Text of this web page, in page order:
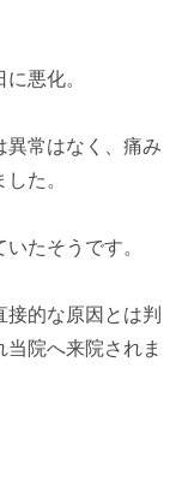
悪化。
異常はなく、痛み
た。
たそうです。
的な原因とは判
院へ来院されま